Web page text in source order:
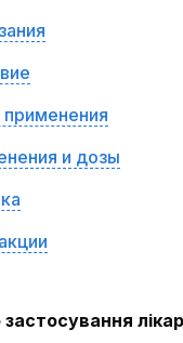
и дозы